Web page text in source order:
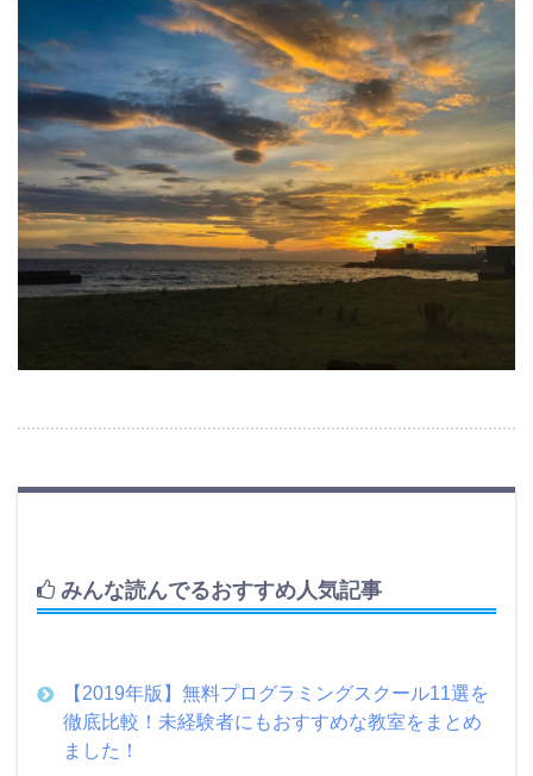
みんな読んでるおすすめ人気記事
【2019年版】無料プログラミングスクール11選を
徹底比較！未経験者にもおすすめな教室をまとめ
ました！